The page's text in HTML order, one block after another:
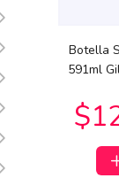
Botella
591ml
$30.590